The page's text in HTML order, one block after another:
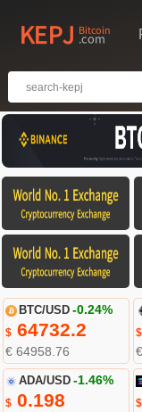
BTC/USD -0.24%
$64732.2
€ 64958.76
$
ADA/USD -1.46%
$0.198 $